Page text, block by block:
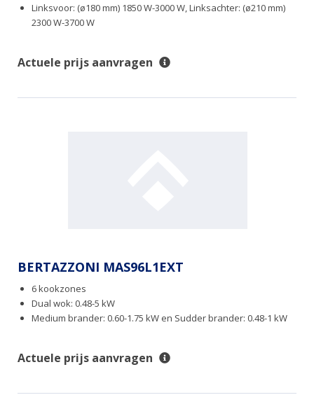
Linksvoor: (ø180 mm) 1850 W-3000 W, Linksachter: (ø210 mm)
2300 W-3700 W
Actuele prijs aanvragen
BERTAZZONI MAS96L1EXT
6 kookzones
Dual wok: 0.48-5 kW
Medium brander: 0.60-1.75 kW en Sudder brander: 0.48-1 kW
Actuele prijs aanvragen